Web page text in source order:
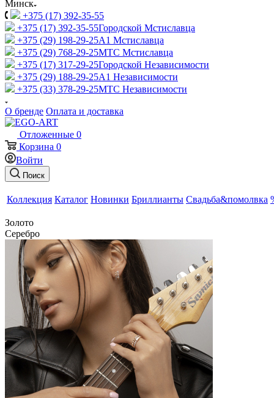
Минск
+375 (17) 392-35-55
+375 (17) 392-35-55Городской Мстиславца
+375 (29) 198-29-25A1 Мстиславца
+375 (29) 768-29-25МТС Мстиславца
+375 (17) 317-29-25Городской Независимости
+375 (29) 188-29-25A1 Независимости
+375 (33) 378-29-25МТС Независимости
О бренде Оплата и доставка
Отложенные 0
Корзина 0
Войти
Поиск
Коллекция Каталог Новинки Бриллианты Свадьба&помолвка
Золото
Серебро